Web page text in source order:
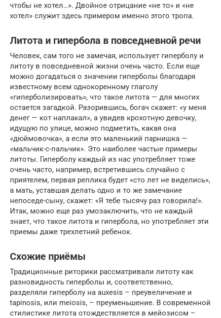
чтобы не хотел…». Двойное отрицание «не то» и «не
хотел» служит здесь примером именно этого тропа.
Литота и гипербола в повседневной речи
Человек, сам того не замечая, использует гиперболу и
литоту в повседневной жизни очень часто. Если еще
можно догадаться о значении гиперболы благодаря
известному всем однокоренному глаголу
«гиперболизировать», что такое литота — для многих
остается загадкой. Разорившись, богач скажет: «у меня
денег — кот наплакал», а увидев крохотную девочку,
идущую по улице, можно подметить, какая она
«дюймовочка», а если это маленький парнишка —
«мальчик-с-пальчик». Это наиболее частые примеры
литоты. Гиперболу каждый из нас употребляет тоже
очень часто, например, встретившись случайно с
приятелем, первая реплика будет «сто лет не виделись»,
а мать, уставшая делать одно и то же замечание
непоседе-сыну, скажет: «Я тебе тысячу раз говорила!».
Итак, можно еще раз умозаключить, что не каждый
знает, что такое литота и гипербола, но употребляет эти
приемы даже трехлетний ребенок.
Схожие приёмы
Традиционные риторики рассматривали литоту как
разновидность гиперболы и, соответственно,
разделяли гиперболу на auxesis – преувеличение и
tapinosis, или meiosis, – преуменьшение. В современной
стилистике литота отождествляется в мейозисом –